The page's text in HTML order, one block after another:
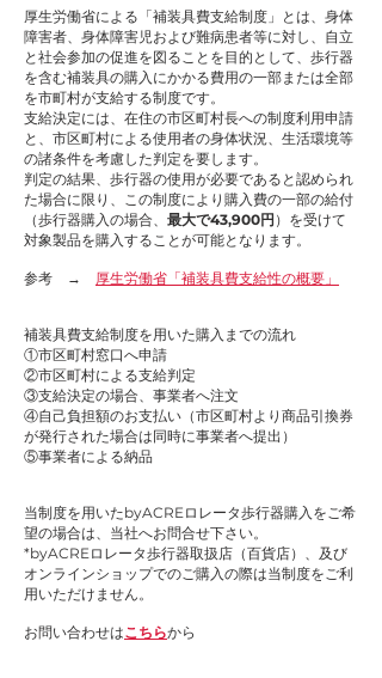
厚生労働省による「補装具費支給制度」とは、身体
障害者、身体障害児および難病患者等に対し、自立
と社会参加の促進を図ることを目的として、歩行器
を含む補装具の購入にかかる費用の一部または全部
を市町村が支給する制度です。
支給決定には、在住の市区町村長への制度利用申請
と、市区町村による使用者の身体状況、生活環境等
の諸条件を考慮した判定を要します。
判定の結果、歩行器の使用が必要であると認められ
た場合に限り、この制度により購入費の一部の給付
（歩行器購入の場合、 最大で43,900円 ）を受けて
対象製品を購入することが可能となります。
参考 → 厚生労働省「補装具費支給性の概要」
補装具費支給制度を用いた購入までの流れ
①市区町村窓口へ申請
②市区町村による支給判定
③支給決定の場合、事業者へ注文
④自己負担額のお支払い（市区町村より商品引換券
が発行された場合は同時に事業者へ提出）
⑤事業者による納品
当制度を用いたbyACREロレータ歩行器購入をご希
望の場合は、当社へお問合せ下さい。
​*byACREロレータ歩行器取扱店（百貨店）、及び
オンラインショップでのご購入の際は当制度をご利
用いただけません。
​お問い合わせはこちらから